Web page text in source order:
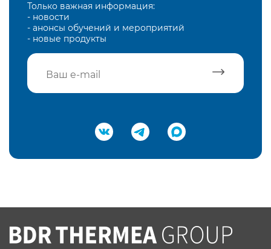
Только важная информация:
- новости
- анонсы обучений и мероприятий
- новые продукты
Подтвердить e-mail
Вы соглашаетесь с нашей политикой
конфеденциальности